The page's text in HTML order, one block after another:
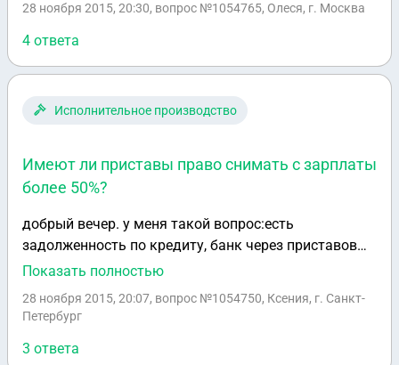
счетам?в данном случае возможно обратиться в
суд для пересчета?
28 ноября 2015, 20:30, вопрос №1054765, Олеся, г. Москва
4 ответа
Исполнительное производство
Имеют ли приставы право снимать с зарплаты
более 50%?
добрый вечер. у меня такой вопрос:есть
задолженность по кредиту, банк через приставов
заблокировал счета банковских карт и с
зар.плата составляет 11 тысяч рубле, имеют ли
Показать полностью
28 ноября 2015, 20:07, вопрос №1054750, Ксения, г. Санкт-
Петербург
3 ответа